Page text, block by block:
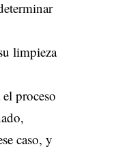
limpieza
proceso
caso, y